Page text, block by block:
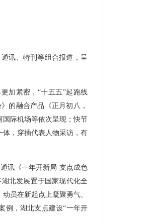
讯、特刊等组合报道，呈
加紧密，“十五五”起跑线
的融合产品《正月初八，
际机场等依次呈现；快节
，穿插代表人物采访，有
讯《一年开新局 支点成色
北发展置于国家现代化全
员在新起点上凝聚勇气、
例，湖北支点建设“一年开